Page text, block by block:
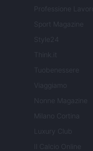
Professione Lavoro
Sport Magazine
Style24
Think.it
Tuobenessere
Viaggiamo
Nonne Magazine
Milano Cortina
Luxury Club
Il Calcio Online